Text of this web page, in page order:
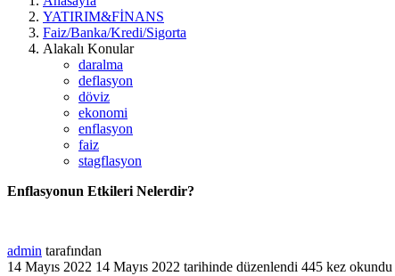
YATIRIM&FİNANS
Faiz/Banka/Kredi/Sigorta
Alakalı Konular
daralma
deflasyon
döviz
ekonomi
enflasyon
faiz
stagflasyon
Enflasyonun Etkileri Nelerdir?
admin tarafından
14 Mayıs 2022 14 Mayıs 2022 tarihinde düzenlendi 445 kez okundu